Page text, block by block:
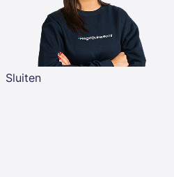
Sluiten